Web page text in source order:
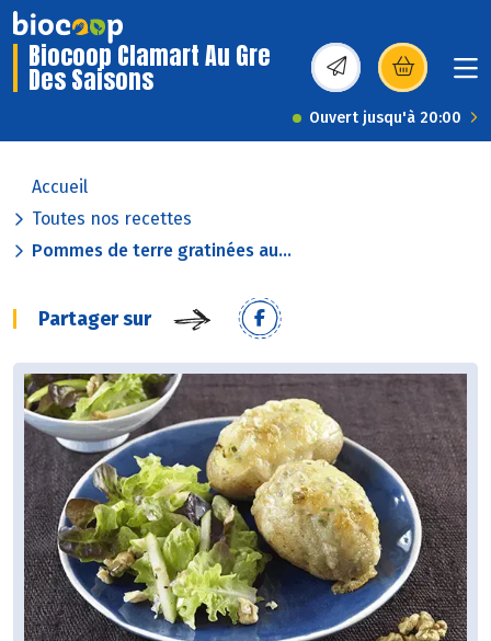
Biocoop Clamart Au Gre
Des Saisons (s’ouvre dans une
Ouvert jusqu'à 20:00
Accueil
Toutes nos recettes
Pommes de terre gratinées au...
Partager sur